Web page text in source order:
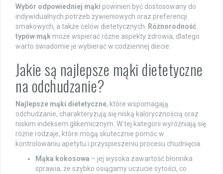
Wybór odpowiedniej mąki powinien być dostosowany do
indywidualnych potrzeb żywieniowych oraz preferencji
smakowych, a także celów dietetycznych. Różnorodność
typów mąk może wspierać różne aspekty zdrowia, dlatego
warto świadomie je wybierać w codziennej diecie.
Jakie są najlepsze mąki dietetyczne
na odchudzanie?
Najlepsze mąki dietetyczne, które wspomagają
odchudzanie, charakteryzują się niską kalorycznością oraz
niskim indeksem glikemicznym. W tej kategorii wyróżniają się
różne rodzaje, które mogą skutecznie pomóc w
kontrolowaniu apetytu i przyspieszeniu procesu chudnięcia.
Mąka kokosowa – jej wysoka zawartość błonnika
sprawia, że szybko osiągamy uczucie sytości, co